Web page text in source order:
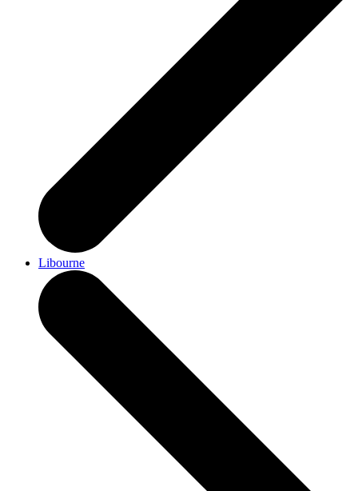
Libourne